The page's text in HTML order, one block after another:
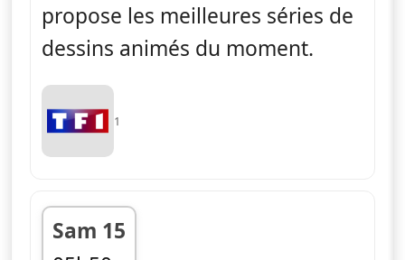
propose les meilleures séries de
dessins animés du moment.
1
Sam 15